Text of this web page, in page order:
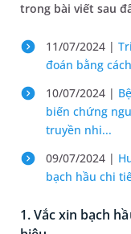
trong bài viết sau
11/07/2024 |
đoán bằng
10/07/2024 |
biến chứng
truyền nhi...
09/07/2024 |
bạch hầu chi
1. Vắc xin bạch